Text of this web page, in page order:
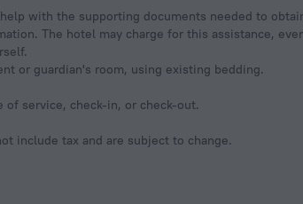
with the supporting documents needed to
The hotel may charge for this assistance,
or guardian's room, using existing bedding.
service, check-in, or check-out.
include tax and are subject to change.